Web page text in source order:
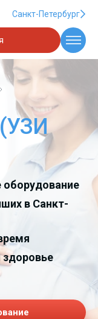
Санкт-Петербург
оборудование
в Санкт-